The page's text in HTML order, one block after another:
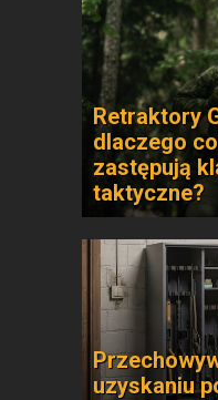
Retraktory
dlaczego
zastępują
taktyczne?
uzyskaniu